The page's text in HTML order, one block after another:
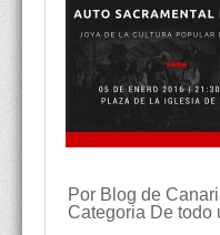
Por Blog de
Categoria De todo